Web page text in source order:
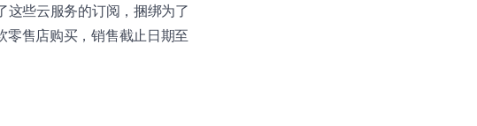
这些云服务的订阅，捆绑为了
零售店购买，销售截止日期至